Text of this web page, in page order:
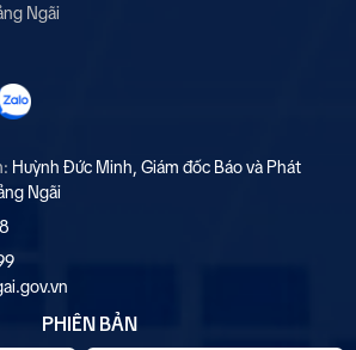
Ngãi
Huỳnh Đức Minh, Giám đốc Báo và Phát
Ngãi
PHIÊN BẢN